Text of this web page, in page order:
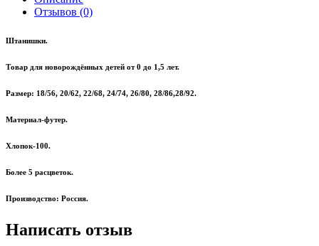
Отзывов (0)
Штанишки.
Товар для новорождённых детей от 0 до 1,5 лет.
Размер: 18/56, 20/62, 22/68, 24/74, 26/80, 28/86,28/92.
Материал-футер.
Хлопок-100.
Более 5 расцветок.
Производство: Россия.
Написать отзыв